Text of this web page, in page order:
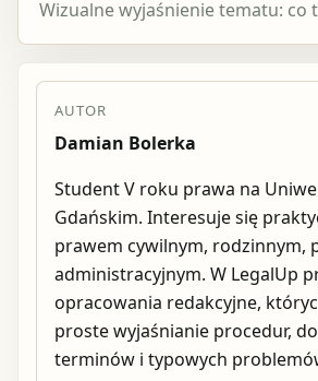
Wizualne wyjaśnienie tematu: co
AUTOR
Damian Bolerka
Student V roku prawa na
Gdańskim. Interesuje się
prawem cywilnym, rodzinnym,
administracyjnym. W LegalUp
opracowania redakcyjne,
proste wyjaśnianie procedur,
terminów i typowych